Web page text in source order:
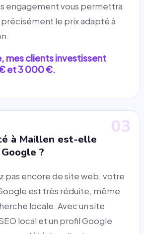
engagement vous permettra
le prix adapté à
mes clients investissent
et 3 000 €.
03
à Maillen est-elle
?
pas encore de site web, votre
est très réduite, même
locale. Avec un site
local et un profil Google